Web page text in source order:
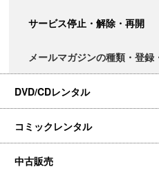
サービス停止・解除・再開
メールマガジンの種類・登録
DVD/CDレンタル
コミックレンタル
中古販売